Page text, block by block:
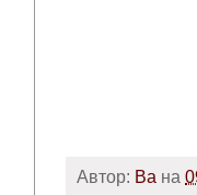
Автор: Ba на